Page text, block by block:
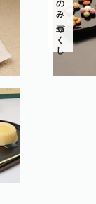
京ごのみ 豆づくし